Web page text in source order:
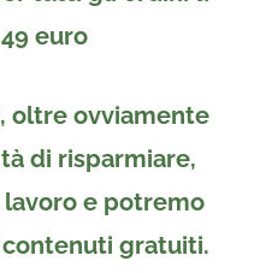
49 euro
oltre ovviamente
di risparmiare,
e potremo
gratuiti.